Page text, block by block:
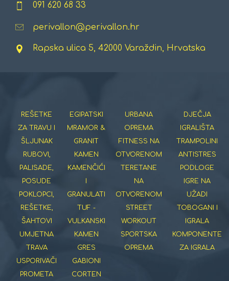
091 620 68 33
perivallon@perivallon.hr
Rapska ulica 5, 42000 Varaždin, Hrvatska
REŠETKE
ZA TRAVU I
ŠLJUNAK
RUBOVI,
PALISADE,
POSUDE
POKLOPCI,
REŠETKE,
ŠAHTOVI
UMJETNA
TRAVA
USPORIVAČI
PROMETA
EGIPATSKI
MRAMOR &
GRANIT
KAMEN
KAMENČIĆI
I
GRANULATI
TUF -
VULKANSKI
KAMEN
GRES
GABIONI
CORTEN
URBANA
OPREMA
FITNESS NA
OTVORENOM
TERETANE
NA
OTVORENOM
STREET
WORKOUT
SPORTSKA
OPREMA
DJEČJA
IGRALIŠTA
TRAMPOLINI
ANTISTRES
PODLOGE
IGRE NA
UŽADI
TOBOGANI I
IGRALA
KOMPONENTE
ZA IGRALA